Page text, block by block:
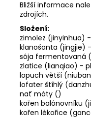
Bližší informace
zdrojích.
Složení:
zimolez (jinyinhua)
klanošanta (jingjie)
sója fermentovaná
zlatice (lianqiao) -
lopuch větší
lofater štíhlý
nať máty ()
kořen balónovníku
kořen lékořice